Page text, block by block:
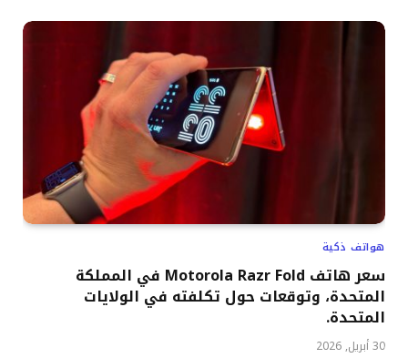
هواتف ذكية
سعر هاتف Motorola Razr Fold في المملكة
المتحدة، وتوقعات حول تكلفته في الولايات
المتحدة.
30 أبريل, 2026